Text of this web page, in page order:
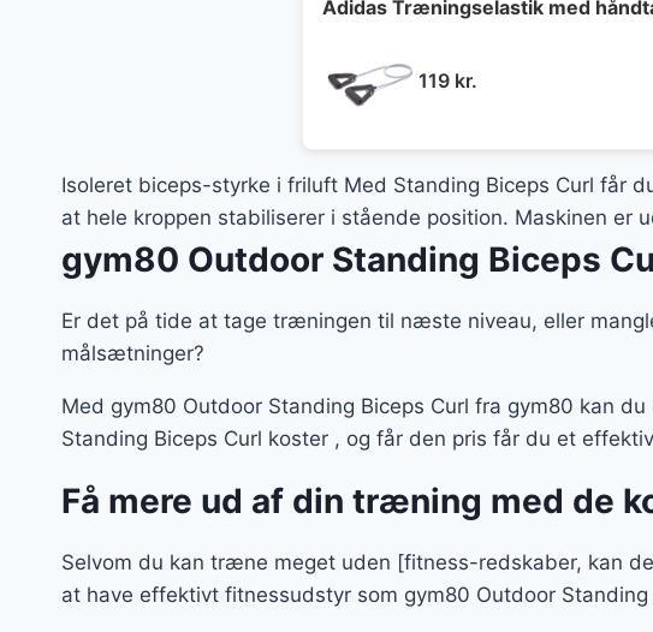
Adidas Træningselastik med
119 kr.
Isoleret biceps-styrke i friluft Med Standing Biceps Curl får
at hele kroppen stabiliserer i stående position. Maskinen er
gym80 Outdoor Standing Biceps
Er det på tide at tage træningen til næste niveau, eller
målsætninger?
Med gym80 Outdoor Standing Biceps Curl fra gym80 kan
Standing Biceps Curl koster , og får den pris får du et
Få mere ud af din træning med de
Selvom du kan træne meget uden [fitness-redskaber, kan
at have effektivt fitnessudstyr som gym80 Outdoor